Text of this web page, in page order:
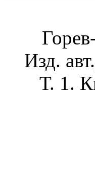
Изд.
Т. 1.